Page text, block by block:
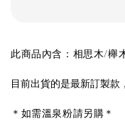
此商品內含：相思木/櫸
目前出貨的是最新訂製款
＊如需溫泉粉請另購 ＊